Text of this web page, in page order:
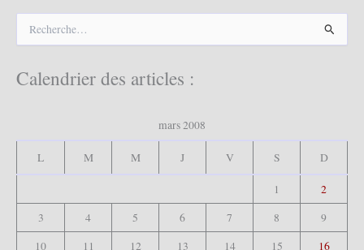
h
e
Calendrier des articles :
mars 2008
L M M J V S D
1
2
3
4 5 6 7 8
9
10
11 12 13 14 15
16